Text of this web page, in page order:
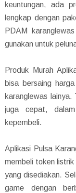
keuntungan, ada
lengkap dengan
PDAM
gunakan untuk
Produk Murah
bisa bersaing
karanglewas lainya.
juga cepat,
kepembeli.
Aplikasi Pulsa
membeli token
yang disediakan.
game dengan